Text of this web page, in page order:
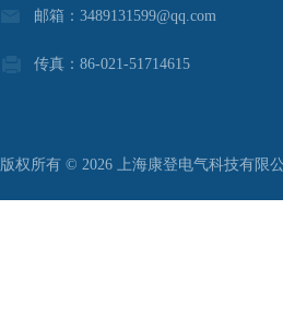
邮箱：3489131599@qq.com
传真：86-021-51714615
版权所有 © 2026 上海康登电气科技有限